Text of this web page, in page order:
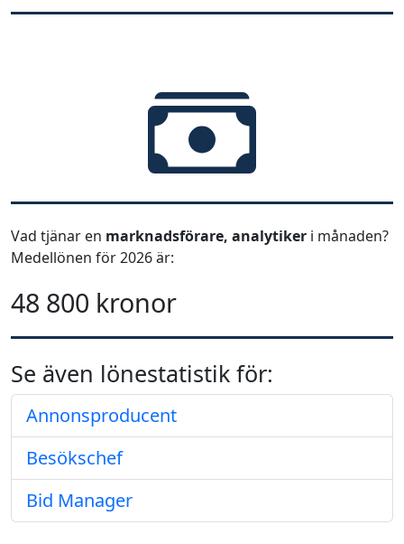
Vad tjänar en marknadsförare, analytiker i månaden?
Medellönen för 2026 är:
48 800 kronor
Se även lönestatistik för:
Annonsproducent
Besökschef
Bid Manager